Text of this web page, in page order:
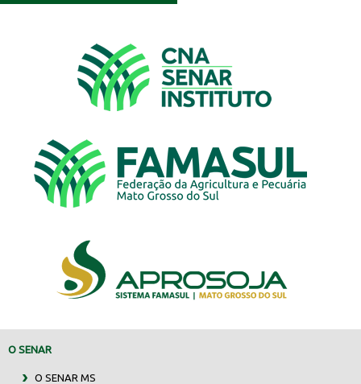
O SENAR
O SENAR MS